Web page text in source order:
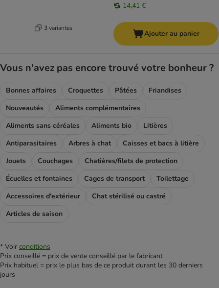
3 variantes
14,41 €
Ajouter au panier
Vous n'avez pas encore trouvé votre bonheur ?
Bonnes affaires Croquettes Pâtées
Friandises
Nouveautés
Aliments complémentaires
Aliments sans céréales
Aliments bio
Litières
Antiparasitaires
Arbres à chat
Caisses et bacs à litière
Jouets
Couchages
Chatières/filets de protection
Écuelles et fontaines
Cages de transport
Toilettage
Accessoires d'extérieur
Chat stérilisé ou castré
Articles de saison
* Voir conditions
Prix conseillé = prix de vente conseillé par le fabricant
Prix habituel = prix le plus bas de ce produit durant les 30 derniers
jours